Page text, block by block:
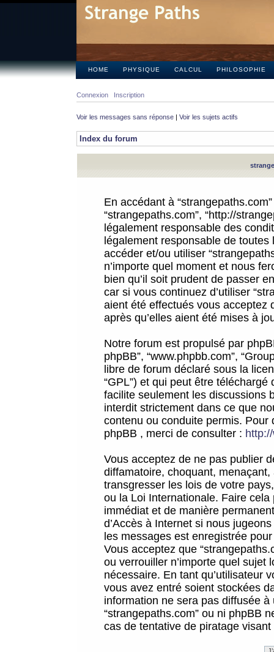
HOME PHYSIQUE CALCUL PHILOSOPHIE
Connexion Inscription
Voir les messages sans réponse | Voir les sujets actifs
Index du forum
En accédant à
“strangepaths.com”, “http://
légalement responsable des
légalement responsable de
accéder et/ou utiliser
n’importe quel moment et nous
bien qu’il soit prudent de passer
car si vous continuez d’utiliser
aient été effectués vous acceptez
après qu’elles aient été mises à
Notre forum est propulsé par
phpBB”, “www.phpbb.com”,
libre de forum déclaré sous la
“GPL”) et qui peut être téléchargé
facilite seulement les discussions
interdit strictement dans ce que
contenu ou conduite permis.
phpBB , merci de consulter :
Vous acceptez de ne pas publier
diffamatoire, choquant,
transgresser les lois de votre
ou la Loi Internationale. Faire
immédiat et de manière
d’Accès à Internet si nous
les messages est enregistrée
Vous acceptez que
ou verrouiller n’importe quel sujet
nécessaire. En tant qu’utilisateur
vous avez entré soient stockées
information ne sera pas diffusée
“strangepaths.com” ou ni phpBB
cas de tentative de piratage